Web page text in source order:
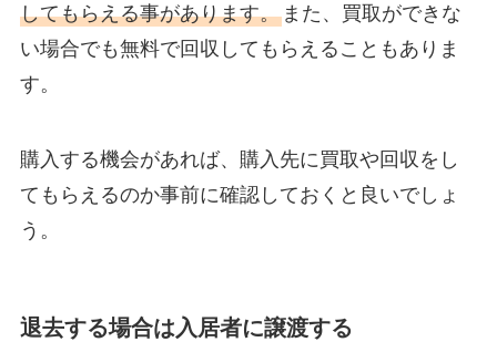
してもらえる事があります。また、買取ができな
い場合でも無料で回収してもらえることもありま
す。
購入する機会があれば、購入先に買取や回収をし
てもらえるのか事前に確認しておくと良いでしょ
う。
退去する場合は入居者に譲渡する